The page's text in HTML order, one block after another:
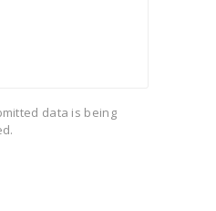
data is being